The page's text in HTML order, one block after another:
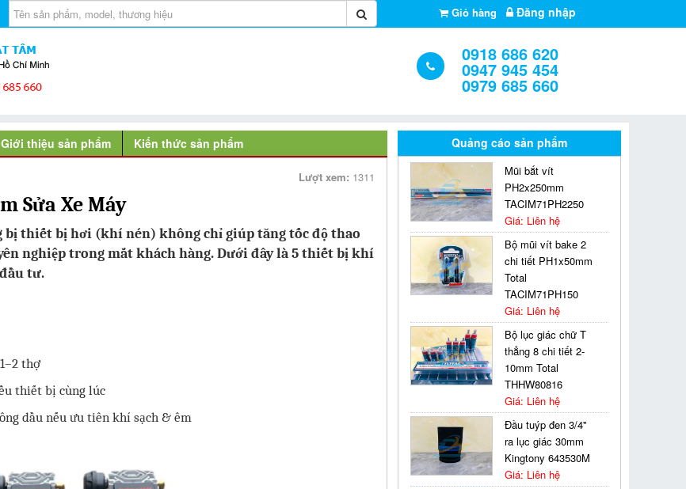
Giỏ hàng Đăng nhập
0918 686 620
0947 945 454
0979 685 660
Giới thiệu sản phẩm Kiến thức sản phẩm
Lượt xem: 1311
Sửa Xe Máy
thiết bị hơi (khí nén) không chỉ giúp tăng tốc độ thao
nghiệp trong mắt khách hàng. Dưới đây là 5 thiết bị khí
tư.
thợ
thiết bị cùng lúc
dầu nếu ưu tiên khí sạch & êm
Quảng cáo sản phẩm
Mũi bắt vít
PH2x250mm
TACIM71PH2250
Giá: Liên hệ
Bộ mũi vít bake 2
chi tiết PH1x50mm
Total
TACIM71PH150
Giá: Liên hệ
Bộ lục giác chữ T
thẳng 8 chi tiết 2-
10mm Total
THHW80816
Giá: Liên hệ
Đầu tuýp đen 3/4''
ra lục giác 30mm
Kingtony 643530M
Giá: Liên hệ